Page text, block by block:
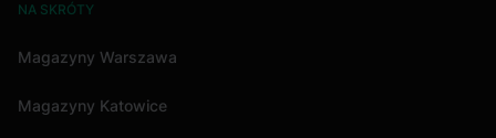
NA SKRÓTY
Magazyny Warszawa
Magazyny Katowice